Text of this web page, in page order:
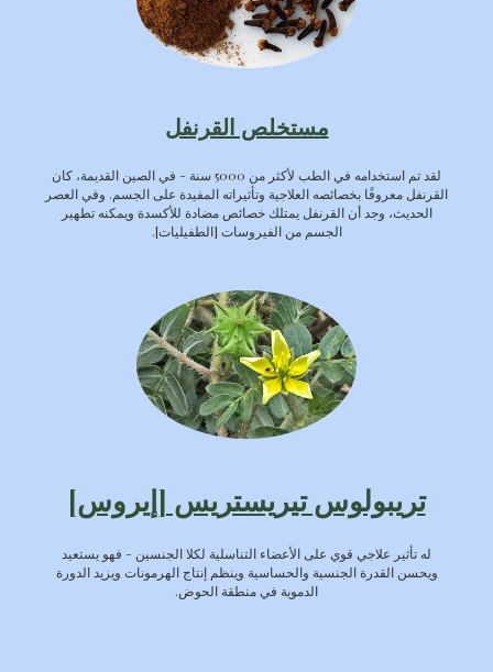
مستخلص القرنفل
لقد تم استخدامه في الطب لأكثر من 5000 سنة - في الصين القديمة، كان
القرنفل معروفًا بخصائصه العلاجية وتأثيراته المفيدة على الجسم. وفي العصر
الحديث، وجد أن القرنفل يمتلك خصائص مضادة للأكسدة ويمكنه تطهير
الجسم من الفيروسات [الطفيليات].
تريبولوس تيريستريس [إيروس]
له تأثير علاجي قوي على الأعضاء التناسلية لكلا الجنسين - فهو يستعيد
ويحسن القدرة الجنسية والحساسية وينظم إنتاج الهرمونات ويزيد الدورة
الدموية في منطقة الحوض.